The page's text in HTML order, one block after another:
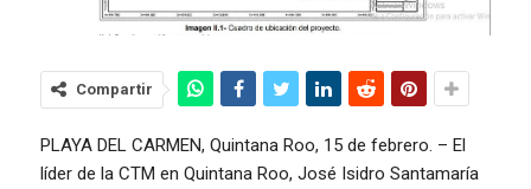
Compartir
PLAYA DEL CARMEN, Quintana Roo, 15 de febrero. – El
líder de la CTM en Quintana Roo, José Isidro Santamaría